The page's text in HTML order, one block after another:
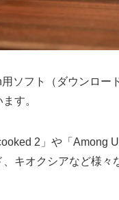
ソフト（ダウンロー
す。
2」や「Among
キオクシアなど様々